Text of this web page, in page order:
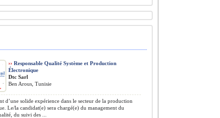
›› Responsable Qualité Système et Production
Électronique
Dtc Sarl
Ben Arous, Tunisie
d’une solide expérience dans le secteur de la production
Le/la candidat(e) sera chargé(e) du management du
du suivi des ...